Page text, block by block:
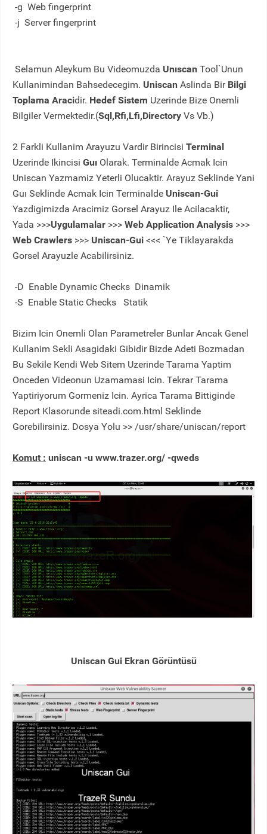
-g Web fingerprint
-j Server fingerprint
Selamun Aleykum Bu Videomuzda Unıscan Tool`Unun
Kullanimindan Bahsedecegim. Uniscan Aslinda BirBilgi
Toplama Aracidir. Hedef Sistem Uzerinde Bize Onemli
Bilgiler Vermektedir.(Sql,Rfi,Lfi,Directory Vs Vb.)
2 Farkli Kullanim Arayuzu Vardir Birincisi Terminal
Uzerinde Ikincisi Guı Olarak. Terminalde Acmak Icin
Uniscan Yazmamiz Yeterli Olucaktir. Arayuz Seklinde Yani
Guı Seklinde Acmak Icin Terminalde Uniscan-Gui
Yazdigimizda Aracimiz Gorsel Arayuz Ile Acilacaktir,
Yada >>>Uygulamalar >>> Web Application Analysis >>>
Web Crawlers >>> Uniscan-Gui <<< `Ye Tiklayarakda
Gorsel Arayuzle Acabilirsiniz.
-D Enable Dynamic Checks Dinamik
-S Enable Static Checks Statik
Bizim Icin Onemli Olan Parametreler Bunlar Ancak Genel
Kullanim Sekli Asagidaki Gibidir Bizde Adeti Bozmadan
Bu Sekile Kendi Web Sitem Uzerinde Tarama Yaptim
Onceden Videonun Uzamamasi Icin. Tekrar Tarama
Yaptiriyorum Gormeniz Icin. Ayrica Tarama Bittiginde
Report Klasorunde siteadi.com.html Seklinde
Gorebilirsiniz. Dosya Yolu >> /usr/share/uniscan/report
Komut : uniscan -u www.trazer.org/ -qweds
Uniscan Gui Ekran Görüntüsü